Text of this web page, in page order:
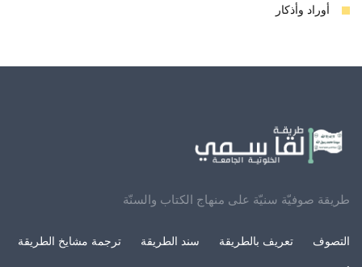
أوراد وأذكار
طريقة صوفيّة سنيّة على منهاج الكتاب والسنّة
التصوف تعريف بالطريقة سند الطريقة ترجمة مشايخ الطريقة